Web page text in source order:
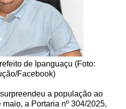
de Ipanguaçu (Foto:
Facebook)
a população ao
a Portaria nº 304/2025,